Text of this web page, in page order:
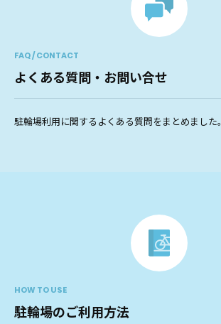
FAQ / CONTACT
よくある質問・お問い合せ
駐輪場利用に関するよくある質問をまとめました。
HOW TO USE
駐輪場のご利用方法